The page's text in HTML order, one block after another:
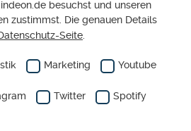
besuchst und unseren
zustimmst. Die genauen Details
Seite
Marketing Youtube
Twitter Spotify